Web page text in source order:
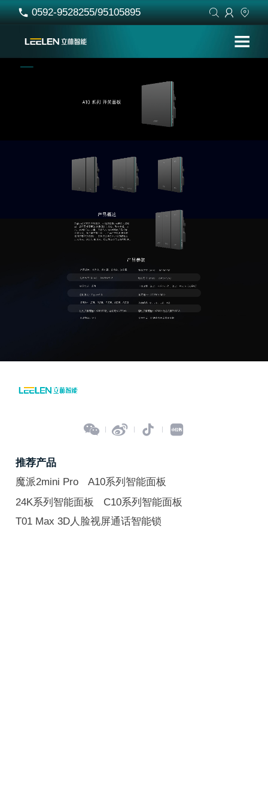
 0592-9528255/95105895   
   
推荐产品
魔派2mini Pro
A10系列智能面板
24K系列智能面板
C10系列智能面板
T01 Max 3D人脸视屏通话智能锁